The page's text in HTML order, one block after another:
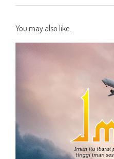
You may also like...